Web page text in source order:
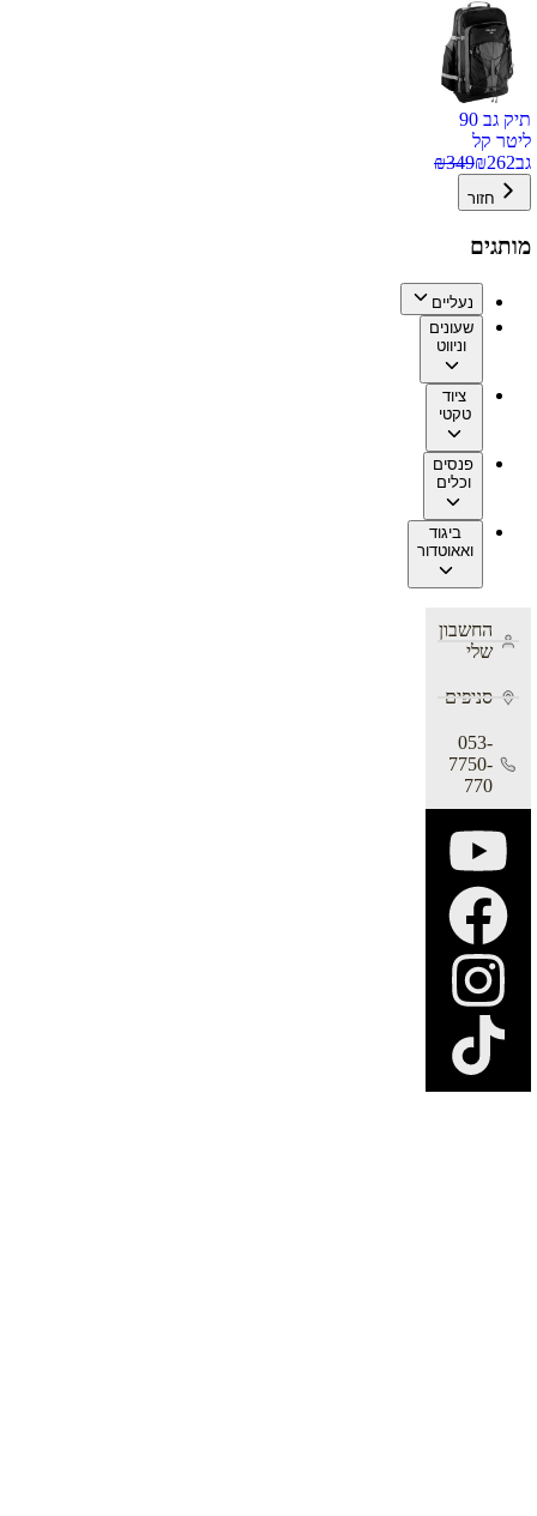
תיק גב 90
ליטר קל
גב
₪262
₪349
חזור
מותגים
נעליים
שעונים
וניווט
ציוד
טקטי
פנסים
וכלים
ביגוד
ואאוטדור
החשבון
שלי
סניפים
053-
7750-
770